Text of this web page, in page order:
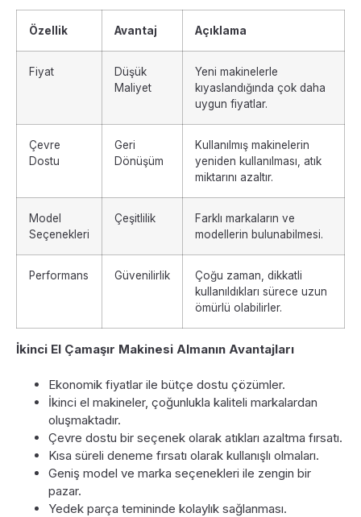
Özellik Avantaj Açıklama
Fiyat
Düşük
Maliyet
Yeni makinelerle
kıyaslandığında çok daha
uygun fiyatlar.
Çevre
Dostu
Geri
Dönüşüm
Kullanılmış makinelerin
yeniden kullanılması, atık
miktarını azaltır.
Model
Seçenekleri
Çeşitlilik
Farklı markaların ve
modellerin bulunabilmesi.
Performans Güvenilirlik
Çoğu zaman, dikkatli
kullanıldıkları sürece uzun
ömürlü olabilirler.
İkinci El Çamaşır Makinesi Almanın Avantajları
Ekonomik fiyatlar ile bütçe dostu çözümler.
İkinci el makineler, çoğunlukla kaliteli markalardan
oluşmaktadır.
Çevre dostu bir seçenek olarak atıkları azaltma fırsatı.
Kısa süreli deneme fırsatı olarak kullanışlı olmaları.
Geniş model ve marka seçenekleri ile zengin bir
pazar.
Yedek parça temininde kolaylık sağlanması.